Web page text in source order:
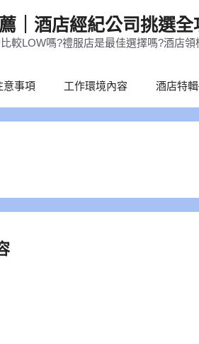
｜酒店經紀公司挑選全
較LOW嗎?禮服店是最佳選擇嗎?酒店
意事項 工作環境內容 酒店特